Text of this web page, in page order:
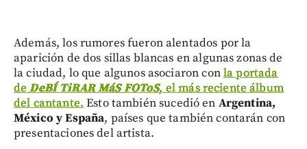
Además, los rumores fueron alentados por la
aparición de dos sillas blancas en algunas zonas de
la ciudad, lo que algunos asociaron conla portada
deDeBÍ TiRAR MáS FOToS, el más reciente álbum
del cantante. Esto también sucedió en Argentina,
México y España, países que también contarán con
presentaciones del artista.